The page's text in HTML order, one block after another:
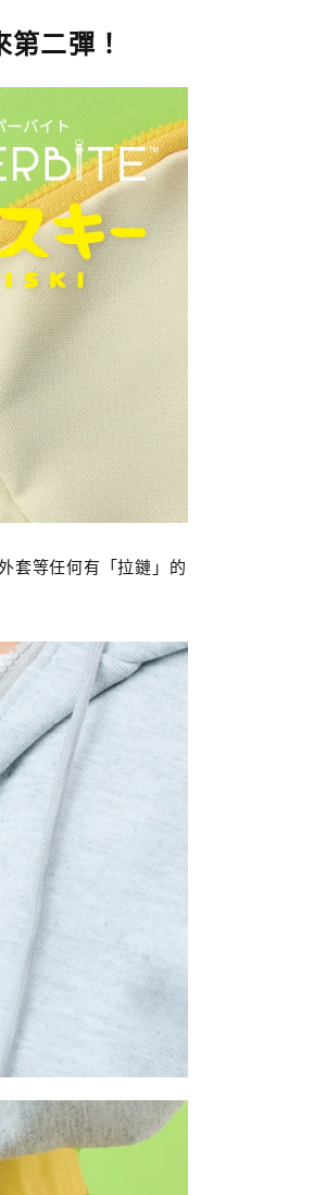
二彈！
套等任何有「拉鏈」的